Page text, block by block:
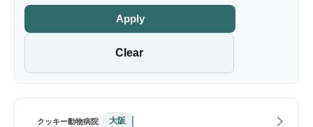
Apply
Clear
クッキー動物病院 大阪